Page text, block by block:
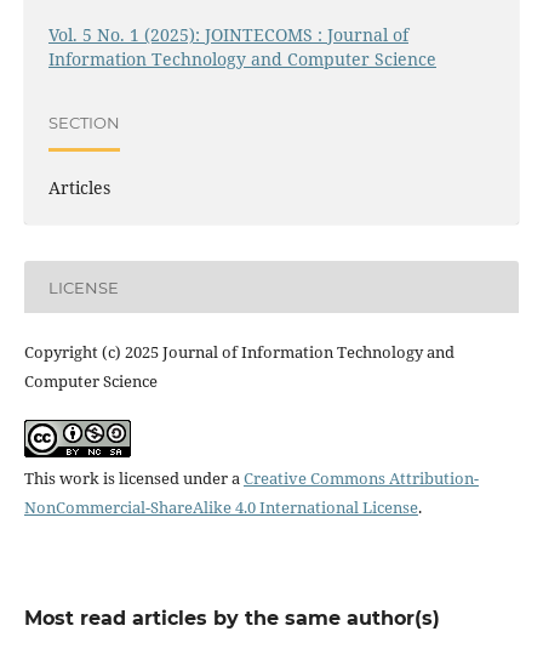
Vol. 5 No. 1 (2025): JOINTECOMS : Journal of
Information Technology and Computer Science
SECTION
Articles
LICENSE
Copyright (c) 2025 Journal of Information Technology and
Computer Science
This work is licensed under aCreative Commons Attribution-
NonCommercial-ShareAlike 4.0 International License.
Most read articles by the same author(s)